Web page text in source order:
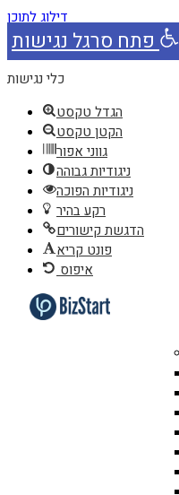
דילוג לתוכן
פתח סרגל נגישות
כלי נגישות
הגדל טקסט
הקטן טקסט
גווני אפור
ניגודיות גבוהה
ניגודיות הפוכה
רקע בהיר
הדגשת קישורים
פונט קריא
איפוס